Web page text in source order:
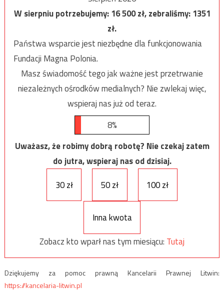
W sierpniu potrzebujemy:16 500zł, zebraliśmy:1351
zł.
Państwa wsparcie jest niezbędne dla funkcjonowania
Fundacji Magna Polonia.
Masz świadomość tego jak ważne jest przetrwanie
niezależnych ośrodków medialnych? Nie zwlekaj więc,
wspieraj nas już od teraz.
8%
Uważasz, że robimy dobrą robotę? Nie czekaj zatem
do jutra, wspieraj nas od dzisiaj.
30 zł
50 zł 100 zł
Inna kwota
Zobacz kto wparł nas tym miesiącu: Tutaj
Dziękujemy za pomoc prawną Kancelarii Prawnej Litwin:
https://kancelaria-litwin.pl